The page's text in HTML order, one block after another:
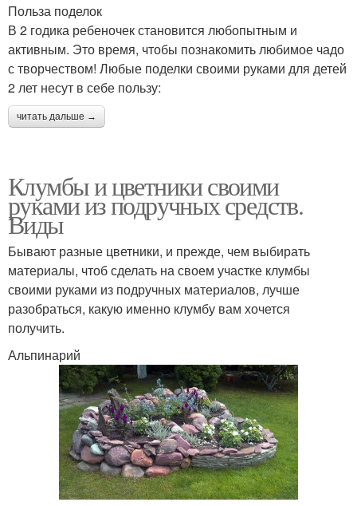
Польза поделок
В 2 годика ребеночек становится любопытным и
активным. Это время, чтобы познакомить любимое чадо
с творчеством! Любые поделки своими руками для детей
2 лет несут в себе пользу:
читать дальше →
Клумбы и цветники своими
руками из подручных средств.
Виды
Бывают разные цветники, и прежде, чем выбирать
материалы, чтоб сделать на своем участке клумбы
своими руками из подручных материалов, лучше
разобраться, какую именно клумбу вам хочется
получить.
Альпинарий